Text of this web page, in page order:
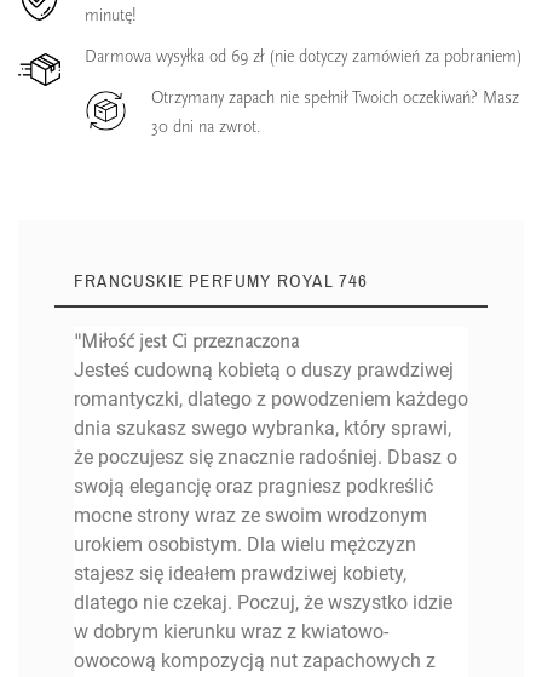
minutę!
Darmowa wysyłka od 69 zł (nie dotyczy zamówień za pobraniem)
Otrzymany zapach nie spełnił Twoich oczekiwań? Masz
30 dni na zwrot.
FRANCUSKIE PERFUMY ROYAL 746
"Miłość jest Ci przeznaczona
Jesteś cudowną kobietą o duszy prawdziwej
romantyczki, dlatego z powodzeniem każdego
dnia szukasz swego wybranka, który sprawi,
że poczujesz się znacznie radośniej. Dbasz o
swoją elegancję oraz pragniesz podkreślić
mocne strony wraz ze swoim wrodzonym
urokiem osobistym. Dla wielu mężczyzn
stajesz się ideałem prawdziwej kobiety,
dlatego nie czekaj. Poczuj, że wszystko idzie
w dobrym kierunku wraz z kwiatowo-
owocową kompozycją nut zapachowych z